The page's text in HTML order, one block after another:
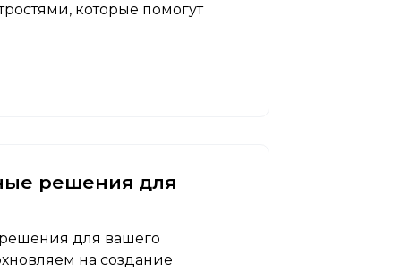
которые помогут
решения для
для вашего
на создание